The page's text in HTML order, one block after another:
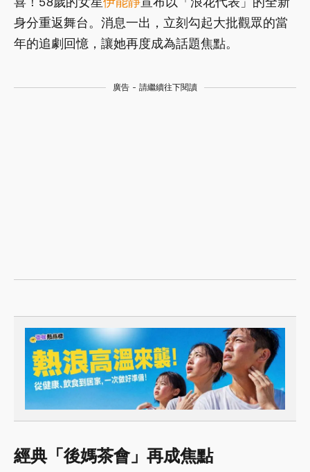
身分重返舞台。消息一出，立刻勾起大批觀眾的當
年的追劇回憶，讓她再度成為話題焦點。
廣告 - 請繼續往下閱讀
經典「後媽茶會」再成焦點